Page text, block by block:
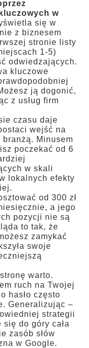
w
się w
z biznesem
stronie listy
1-5)
odwiedzających.
kluczowe
ją dogonić,
z usług firm
czasu daje
wejść na
branżą. Minusem
poczekać od 6
w skali
lokalnych efekty
od 300 zł
a jego
pozycji nie są
to tak, że
zamykać
swoje
warto.
ruch na Twojej
hasło często
Generalizując –
strategii
do góry cała
zasób słów
w Google.